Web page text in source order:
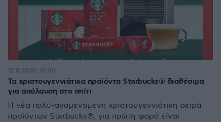
Τα χριστουγεννιάτικα προϊόντα Starbucks® διαθέσιμα
για απόλαυση στο σπίτι
H νέα πολύ-αναμενόμενη χριστουγεννιάτικη σειρά
προϊόντων Starbucks®, για πρώτη φορά είναι
12.11.2020, 10:00